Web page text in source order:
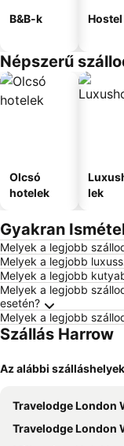
B&B-k Hostel
Népszerű
Olcsó
hotelek
lek
Gyakran
Melyek a legjobb
Melyek a legjobb
Melyek a legjobb
Melyek a legjobb
esetén?
Melyek a legjobb
Szállás Harrow
Az alábbi
Travelodge London
Travelodge London Wembley